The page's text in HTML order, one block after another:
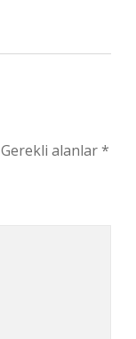
Gerekli alanlar*